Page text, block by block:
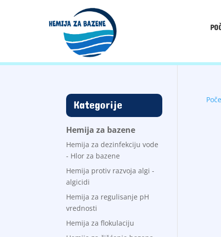
Kategorije
Hemija za bazene
Hemija za dezinfekciju vode
- Hlor za bazene
Hemija protiv razvoja algi -
algicidi
Hemija za regulisanje pH
vrednosti
Hemija za flokulaciju